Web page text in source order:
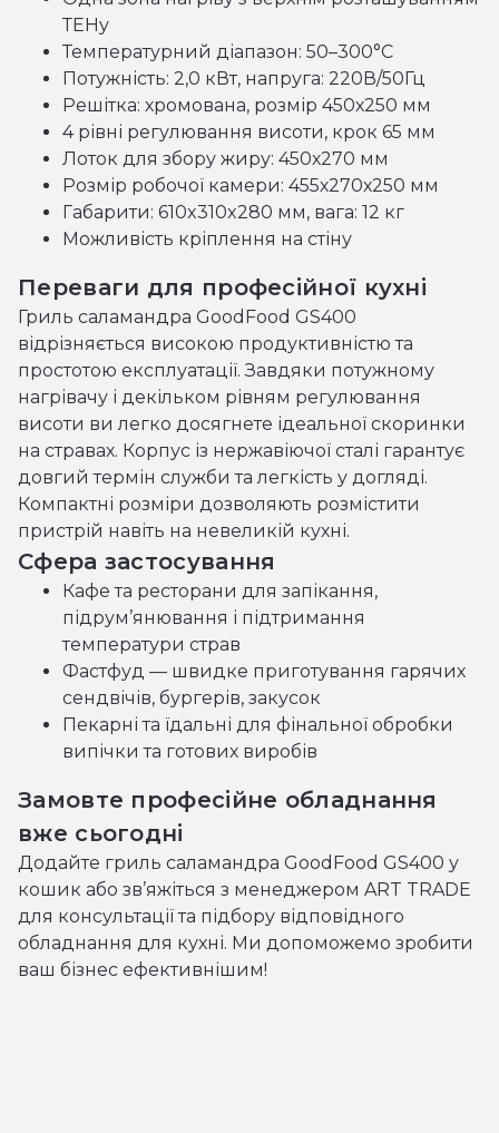
ТЕНу
Температурний діапазон: 50–300°С
Потужність: 2,0 кВт, напруга: 220В/50Гц
Решітка: хромована, розмір 450х250 мм
4 рівні регулювання висоти, крок 65 мм
Лоток для збору жиру: 450х270 мм
Розмір робочої камери: 455х270х250 мм
Габарити: 610x310x280 мм, вага: 12 кг
Можливість кріплення на стіну
Переваги для професійної кухні
Гриль саламандра GoodFood GS400
відрізняється високою продуктивністю та
простотою експлуатації. Завдяки потужному
нагрівачу і декільком рівням регулювання
висоти ви легко досягнете ідеальної скоринки
на стравах. Корпус із нержавіючої сталі гарантує
довгий термін служби та легкість у догляді.
Компактні розміри дозволяють розмістити
пристрій навіть на невеликій кухні.
Сфера застосування
Кафе та ресторани для запікання,
підрум’янювання і підтримання
температури страв
Фастфуд — швидке приготування гарячих
сендвічів, бургерів, закусок
Пекарні та їдальні для фінальної обробки
випічки та готових виробів
Замовте професійне обладнання
вже сьогодні
Додайте гриль саламандра GoodFood GS400 у
кошик або зв’яжіться з менеджером ART TRADE
для консультації та підбору відповідного
обладнання для кухні. Ми допоможемо зробити
ваш бізнес ефективнішим!